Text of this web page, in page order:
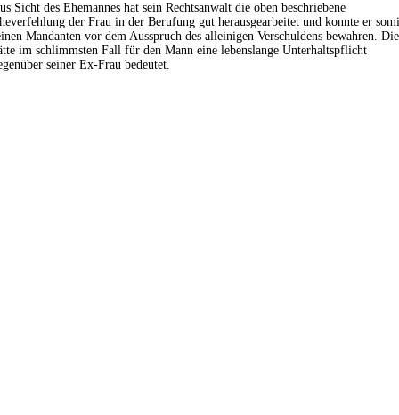
Sicht des Ehemannes hat sein Rechtsanwalt die oben beschriebene
der Frau in der Berufung gut herausgearbeitet und konnte er
Mandanten vor dem Ausspruch des alleinigen Verschuldens bewahren.
im schlimmsten Fall für den Mann eine lebenslange Unterhaltspflicht
seiner Ex-Frau bedeutet.